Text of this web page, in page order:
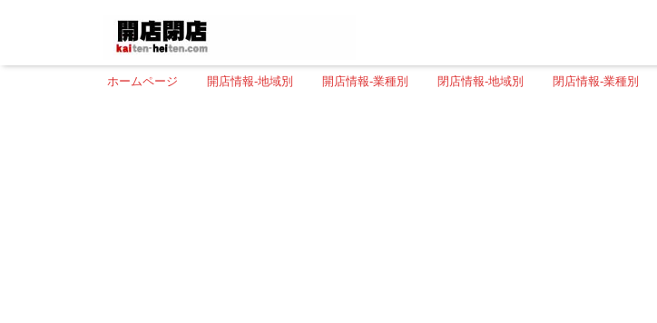
ホームページ 開店情報-地域別 開店情報-業種別 閉店情報-地域別 閉店情報-業種別